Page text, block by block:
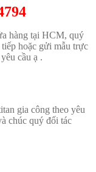
hàng tại HCM, quý
hoặc gửi mẫu trực
cầu ạ .
gia công theo yêu
chúc quý đối tác